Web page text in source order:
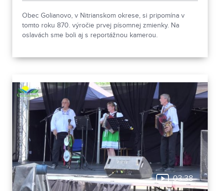
Obec Golianovo, v Nitrianskom okrese, si pripomína v
tomto roku 870. výročie prvej písomnej zmienky. Na
oslavách sme boli aj s reportážnou kamerou.
03:38